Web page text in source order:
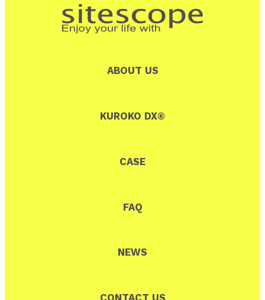
ABOUT US
KUROKO DX®
CASE
FAQ
NEWS